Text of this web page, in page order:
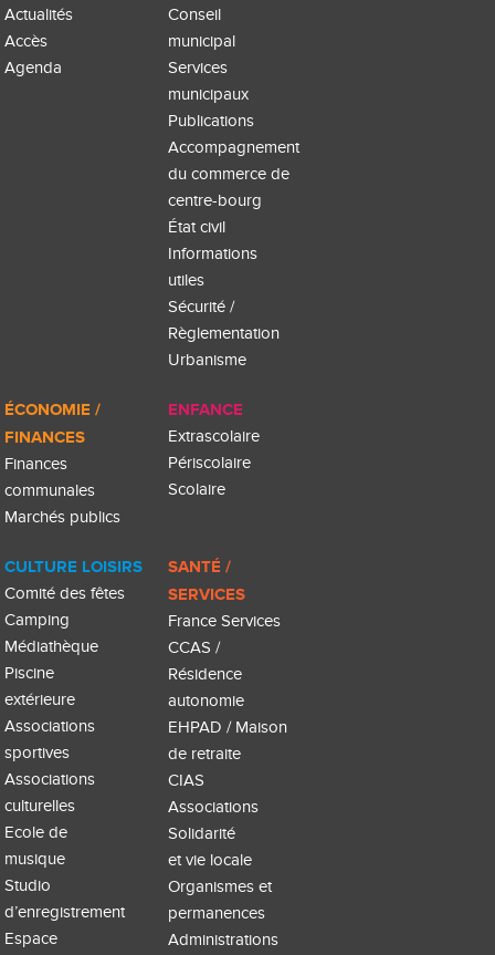
Actualités
Accès
Agenda
Conseil
municipal
Services
municipaux
Publications
Accompagnement
du commerce de
centre-bourg
État civil
Informations
utiles
Sécurité /
Règlementation
Urbanisme
ÉCONOMIE /
FINANCES
Finances
communales
Marchés publics
ENFANCE
Extrascolaire
Périscolaire
Scolaire
CULTURE LOISIRS
Comité des fêtes
Camping
Médiathèque
Piscine
extérieure
Associations
sportives
Associations
culturelles
Ecole de
musique
Studio
d’enregistrement
Espace
SANTÉ /
SERVICES
France Services
CCAS /
Résidence
autonomie
EHPAD / Maison
de retraite
CIAS
Associations
Solidarité
et vie locale
Organismes et
permanences
Administrations